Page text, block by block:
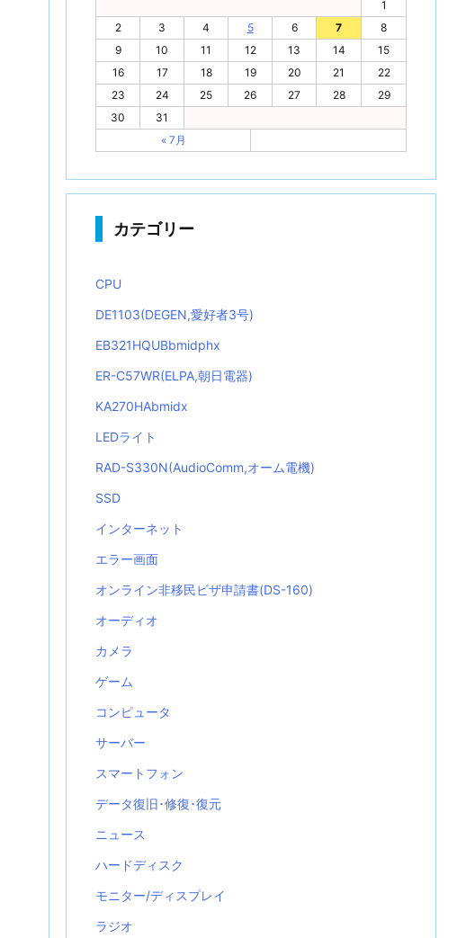
1
2
3 4 5 6 7
8
9
10 11 12 13 14
15
16
17 18 19 20 21
22
23
24 25 26 27 28
29
30
31
« 7月
カテゴリー
CPU
DE1103(DEGEN,愛好者3号)
EB321HQUBbmidphx
ER-C57WR(ELPA,朝日電器)
KA270HAbmidx
LEDライト
RAD-S330N(AudioComm,オーム電機)
SSD
インターネット
エラー画面
オンライン非移民ビザ申請書(DS-160)
オーディオ
カメラ
ゲーム
コンピュータ
サーバー
スマートフォン
データ復旧･修復･復元
ニュース
ハードディスク
モニター/ディスプレイ
ラジオ